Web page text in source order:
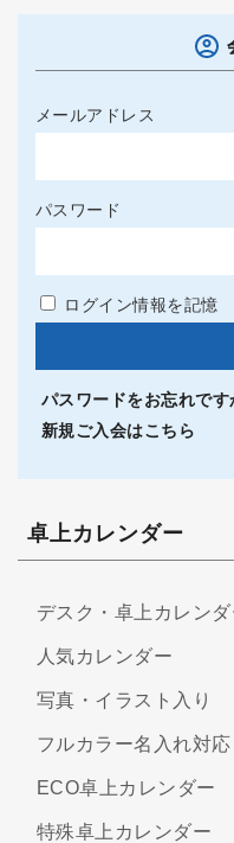
メールアドレス
パスワード
ログイン情報を記憶
パスワードをお忘れです
新規ご入会はこちら
卓上カレンダー
デスク・卓上カレンダ
人気カレンダー
写真・イラスト入り
フルカラー名入れ対応
ECO卓上カレンダー
特殊卓上カレンダー